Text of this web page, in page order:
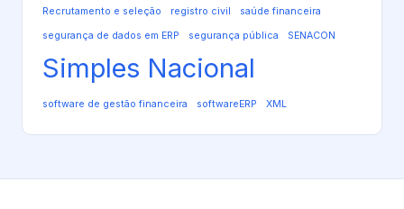
Recrutamento e seleção registro civil saúde financeira
segurança de dados em ERP segurança pública SENACON
Simples Nacional
software de gestão financeira softwareERP XML